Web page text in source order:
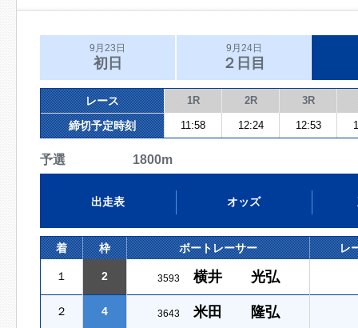
9月23日
初日
9月24日
２日目
レース 1R 2R 3R
締切予定時刻 11:58 12:24 12:53
予選 1800m
出走表 オッズ
着 枠 ボートレーサー レ
１ 2 3593 横井 光弘
２ 4 3643 米田 隆弘